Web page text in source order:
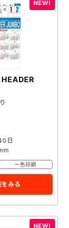
HEADER
日
一色印刷
みる